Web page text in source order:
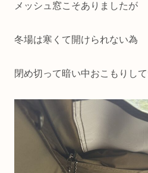
メッシュ窓こそありましたが
冬場は寒くて開けられない為
閉め切って暗い中おこもりして